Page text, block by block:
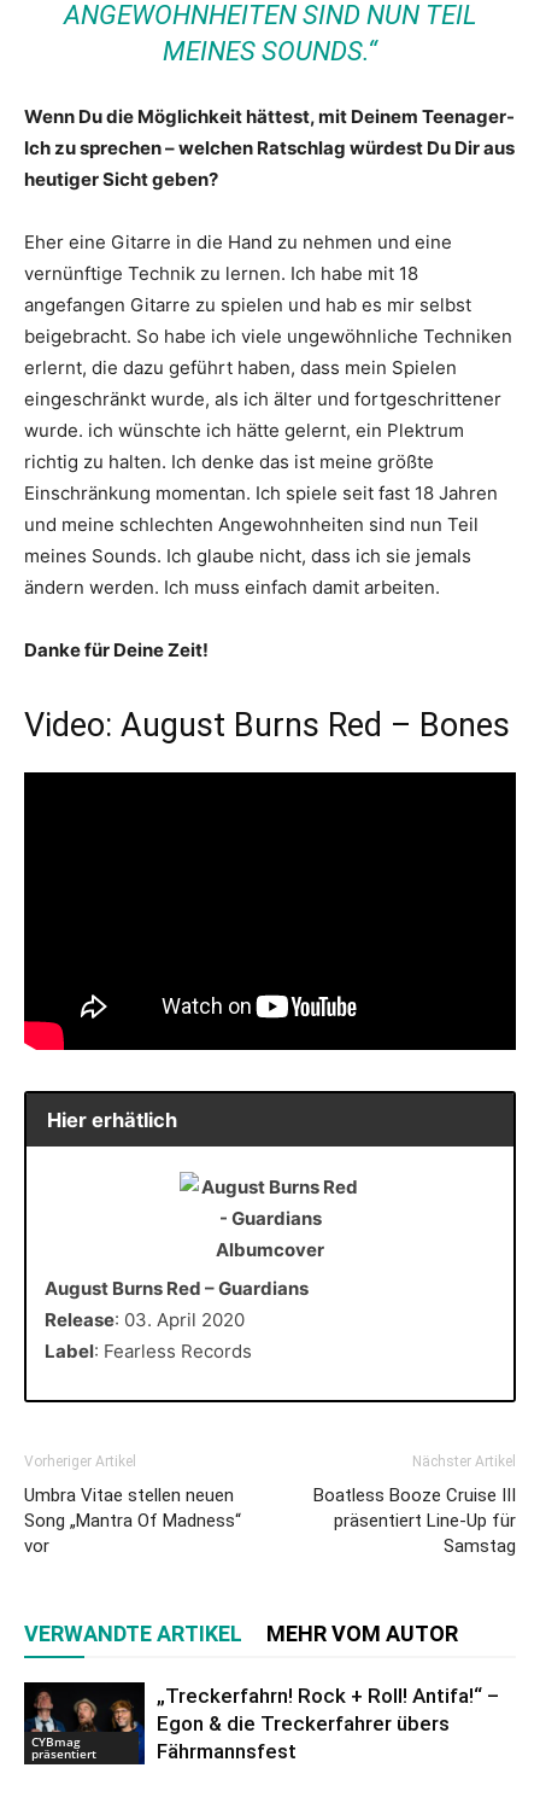
ANGEWOHNHEITEN SIND NUN TEIL
MEINES SOUNDS.“
Wenn Du die Möglichkeit hättest, mit Deinem Teenager-
Ich zu sprechen – welchen Ratschlag würdest Du Dir aus
heutiger Sicht geben?
Eher eine Gitarre in die Hand zu nehmen und eine
vernünftige Technik zu lernen. Ich habe mit 18
angefangen Gitarre zu spielen und hab es mir selbst
beigebracht. So habe ich viele ungewöhnliche Techniken
erlernt, die dazu geführt haben, dass mein Spielen
eingeschränkt wurde, als ich älter und fortgeschrittener
wurde. ich wünschte ich hätte gelernt, ein Plektrum
richtig zu halten. Ich denke das ist meine größte
Einschränkung momentan. Ich spiele seit fast 18 Jahren
und meine schlechten Angewohnheiten sind nun Teil
meines Sounds. Ich glaube nicht, dass ich sie jemals
ändern werden. Ich muss einfach damit arbeiten.
Danke für Deine Zeit!
Video: August Burns Red – Bones
Hier erhätlich
August Burns Red – Guardians
Release: 03. April 2020
Label: Fearless Records
Vorheriger Artikel
Umbra Vitae stellen neuen
Song „Mantra Of Madness“
vor
Nächster Artikel
Boatless Booze Cruise III
präsentiert Line-Up für
Samstag
VERWANDTE ARTIKEL MEHR VOM AUTOR
CYBmag
präsentiert
„Treckerfahrn! Rock + Roll! Antifa!“ –
Egon & die Treckerfahrer übers
Fährmannsfest